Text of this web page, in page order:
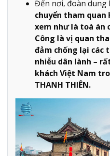
Đến nơi, đoàn dung
chuyển tham quan
xem như là toà án
Công là vị quan
đảm chống lại các
nhiễu dân lành –
khách Việt Nam
THANH THIÊN.